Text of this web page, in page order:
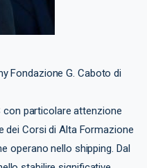
Fondazione G. Caboto di
con particolare attenzione
dei Corsi di Alta Formazione
operano nello shipping. Dal